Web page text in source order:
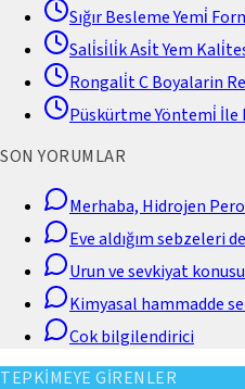
Sığır Besleme Yemi̇
Sali̇si̇li̇k Asi̇t Yem
Rongali̇t C Boyalarin
Püskürtme Yöntemi̇
SON YORUMLAR
Merhaba, Hidrojen
Eve aldığım sebzeleri
Urun ve sevkiyat
Kimyasal hammadde
Cok bilgilendirici
TEPKİMEYE GİRENLER